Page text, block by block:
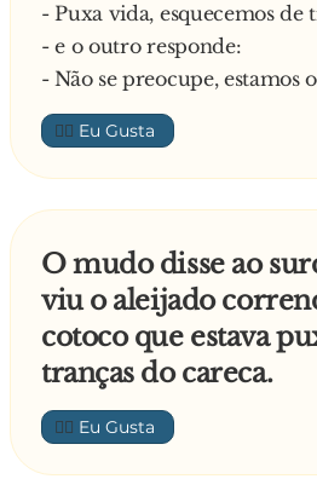
- Puxa vida, esquecemos
- e o outro responde:
- Não se preocupe, estamos
👍🏼
O mudo disse ao
viu o aleijado
cotoco que estava
tranças do careca.
👍🏼